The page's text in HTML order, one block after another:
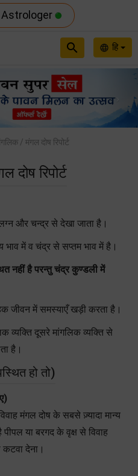
language हि
search
/ मंगल दोष रिपोर्ट
रिपोर्ट
और चन्द्र से देखा जाता है।
भाव में व चंद्र से सप्तम भाव में है।
नहीं है परन्तु चंद्र कुण्डली में
जीवन में समस्याएँ खड़ी करता है।
व्यक्ति दूसरे मांगलिक व्यक्ति से
है।
हो तो)
मंगल दोष के सबसे ज़्यादा मान्य
या बरगद के वृक्ष से विवाह
देना।